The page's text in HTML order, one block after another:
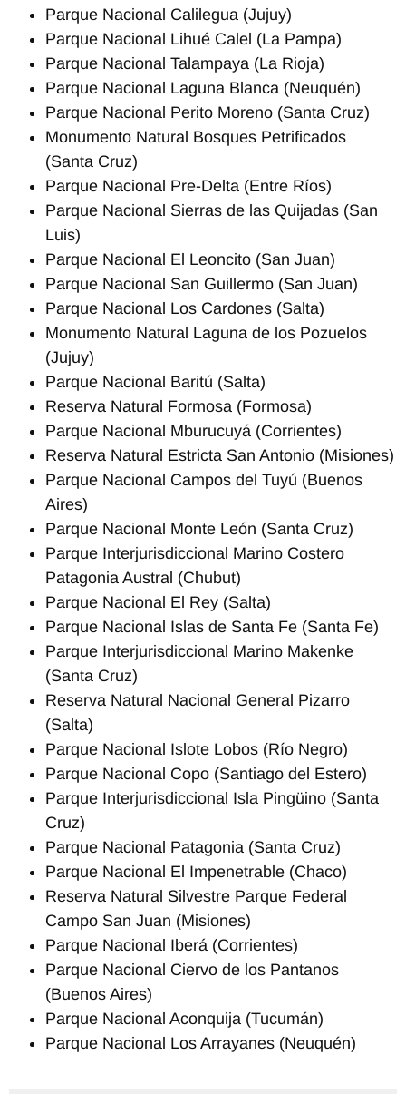
Parque Nacional Calilegua (Jujuy)
Parque Nacional Lihué Calel (La Pampa)
Parque Nacional Talampaya (La Rioja)
Parque Nacional Laguna Blanca (Neuquén)
Parque Nacional Perito Moreno (Santa Cruz)
Monumento Natural Bosques Petrificados
(Santa Cruz)
Parque Nacional Pre-Delta (Entre Ríos)
Parque Nacional Sierras de las Quijadas (San
Luis)
Parque Nacional El Leoncito (San Juan)
Parque Nacional San Guillermo (San Juan)
Parque Nacional Los Cardones (Salta)
Monumento Natural Laguna de los Pozuelos
(Jujuy)
Parque Nacional Baritú (Salta)
Reserva Natural Formosa (Formosa)
Parque Nacional Mburucuyá (Corrientes)
Reserva Natural Estricta San Antonio (Misiones)
Parque Nacional Campos del Tuyú (Buenos
Aires)
Parque Nacional Monte León (Santa Cruz)
Parque Interjurisdiccional Marino Costero
Patagonia Austral (Chubut)
Parque Nacional El Rey (Salta)
Parque Nacional Islas de Santa Fe (Santa Fe)
Parque Interjurisdiccional Marino Makenke
(Santa Cruz)
Reserva Natural Nacional General Pizarro
(Salta)
Parque Nacional Islote Lobos (Río Negro)
Parque Nacional Copo (Santiago del Estero)
Parque Interjurisdiccional Isla Pingüino (Santa
Cruz)
Parque Nacional Patagonia (Santa Cruz)
Parque Nacional El Impenetrable (Chaco)
Reserva Natural Silvestre Parque Federal
Campo San Juan (Misiones)
Parque Nacional Iberá (Corrientes)
Parque Nacional Ciervo de los Pantanos
(Buenos Aires)
Parque Nacional Aconquija (Tucumán)
Parque Nacional Los Arrayanes (Neuquén)